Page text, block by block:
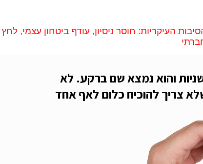
העיקריות: חוסר ניסיון, עודף ביטחון עצמי, לחץ
בעצמכם את הרכיב תוך 10 שניות והוא נמצא שם ברקע. לא
צריך להוכיח כלום לאף אחד